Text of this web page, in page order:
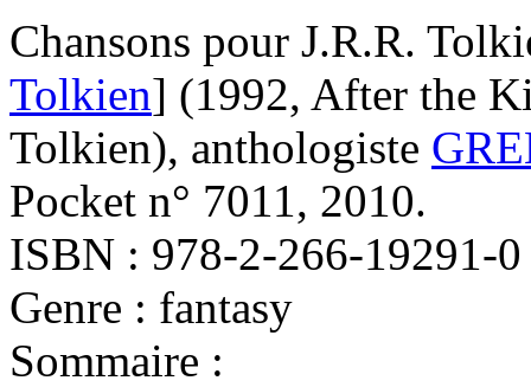
Chansons pour J.R.R.
Tolkien] (1992, After the
Tolkien), anthologiste
Pocket n° 7011, 2010.
ISBN : 978-2-266-19291-0
Genre : fantasy
Sommaire :